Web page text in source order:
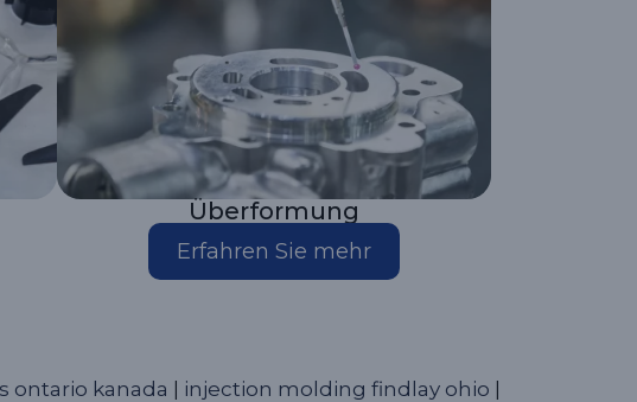
Überformung
Erfahren Sie mehr
ontario kanada injection molding findlay ohio